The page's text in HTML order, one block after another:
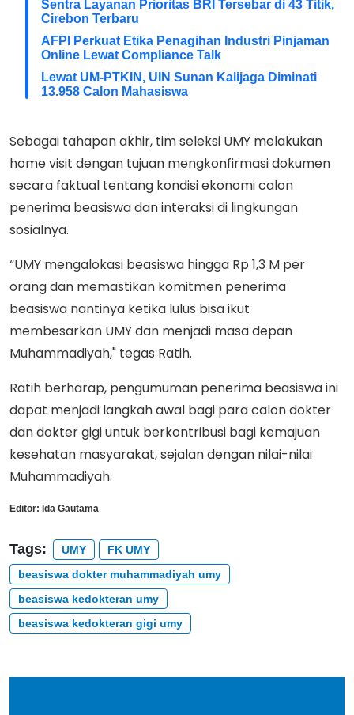
Sentra Layanan Prioritas BRI Tersebar di 43 Titik,
Cirebon Terbaru
AFPI Perkuat Etika Penagihan Industri Pinjaman
Online Lewat Compliance Talk
Lewat UM-PTKIN, UIN Sunan Kalijaga Diminati
13.958 Calon Mahasiswa
Sebagai tahapan akhir, tim seleksi UMY melakukan
home visit dengan tujuan mengkonfirmasi dokumen
secara faktual tentang kondisi ekonomi calon
penerima beasiswa dan interaksi di lingkungan
sosialnya.
“UMY mengalokasi beasiswa hingga Rp 1,3 M per
orang dan memastikan komitmen penerima
beasiswa nantinya ketika lulus bisa ikut
membesarkan UMY dan menjadi masa depan
Muhammadiyah," tegas Ratih.
Ratih berharap, pengumuman penerima beasiswa ini
dapat menjadi langkah awal bagi para calon dokter
dan dokter gigi untuk berkontribusi bagi kemajuan
kesehatan masyarakat, sejalan dengan nilai-nilai
Muhammadiyah.
Editor: Ida Gautama
Tags: UMY
FK UMY
beasiswa dokter muhammadiyah umy
beasiswa kedokteran umy
beasiswa kedokteran gigi umy